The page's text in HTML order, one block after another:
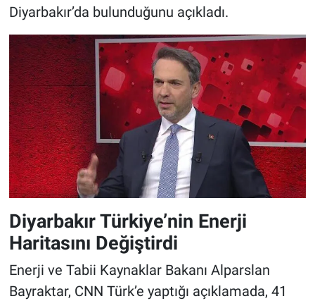
Diyarbakır’da bulunduğunu açıkladı.
Diyarbakır Türkiye’nin Enerji
Haritasını Değiştirdi
Enerji ve Tabii Kaynaklar Bakanı Alparslan
Bayraktar, CNN Türk’e yaptığı açıklamada, 41